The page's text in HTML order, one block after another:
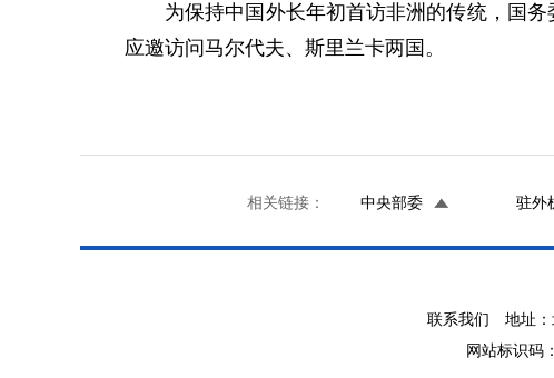
为保持中国外长年初首访非洲的传统，国
应邀访问马尔代夫、斯里兰卡两国。
相关链接： 中央部委 驻外
联系我们 地址：
网站标识码